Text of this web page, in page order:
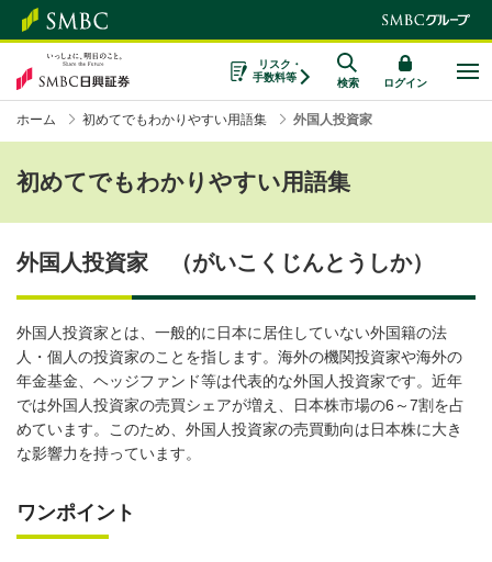
リスク・
手数料等
検索 ログイン
ホーム 初めてでもわかりやすい用語集 外国人投資家
初めてでもわかりやすい用語集
外国人投資家 （がいこくじんとうしか）
外国人投資家とは、一般的に日本に居住していない外国籍の法
人・個人の投資家のことを指します。海外の機関投資家や海外の
年金基金、ヘッジファンド等は代表的な外国人投資家です。近年
では外国人投資家の売買シェアが増え、日本株市場の6～7割を占
めています。このため、外国人投資家の売買動向は日本株に大き
な影響力を持っています。
ワンポイント